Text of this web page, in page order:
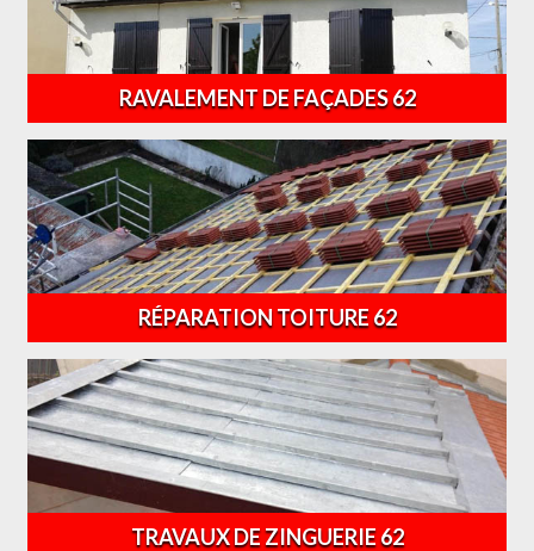
RAVALEMENT DE FAÇADES 62
RÉPARATION TOITURE 62
TRAVAUX DE ZINGUERIE 62